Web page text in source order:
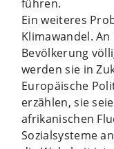
führen.
Ein weiteres
Klimawandel.
Bevölkerung
werden sie in
Europäische
erzählen, sie
afrikanischen
Sozialsysteme